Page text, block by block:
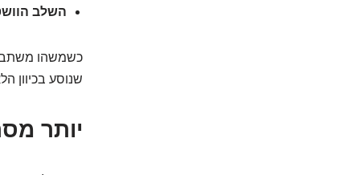
השלב
כשמשהו משתבש
שנוסע בכיוון
יותר